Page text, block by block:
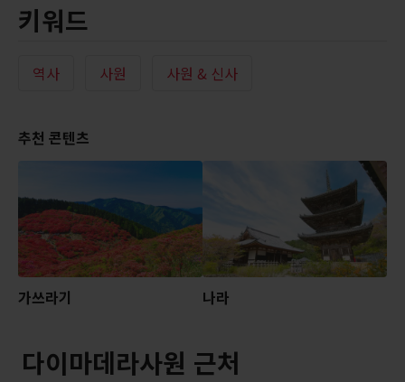
키워드
역사 사원 사원 & 신사
추천 콘텐츠
가쓰라기 나라
다이마데라사원 근처